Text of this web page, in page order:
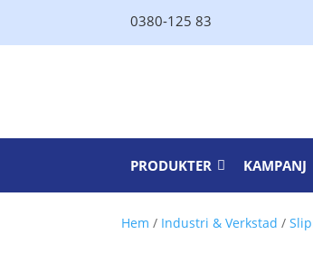
0380-125 83
PRODUKTER KAMPANJ
Hem / Industri & Verkstad /